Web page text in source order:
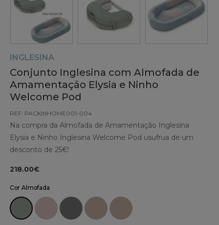
INGLESINA
Conjunto Inglesina com Almofada de
Amamentação Elysia e Ninho
Welcome Pod
REF: PACKINHOME001-004
Na compra da Almofada de Amamentação Inglesina
Elysia e Ninho Inglesina Welcome Pod usufrua de um
desconto de 25€!
218.00€
Cor Almofada